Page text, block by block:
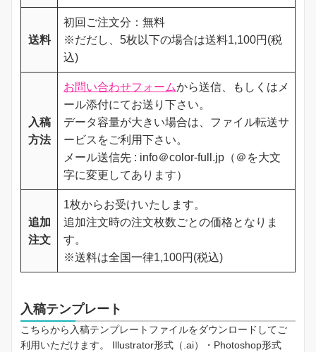
送料
初回ご注文分：無料
※だだし、5枚以下の場合は送料1,100円(税
込)
入稿
方法
お問い合わせフォームから送信、もしくはメ
ール添付にてお送り下さい。
データ容量が大きい場合は、ファイル転送サ
ービスをご利用下さい。
メール送信先 : info＠color-full.jp（＠を大文
字に変更してあります）
追加
注文
1枚からお受けいたします。
追加注文時の注文枚数ごとの価格となりま
す。
※送料は全国一律1,100円(税込)
入稿テンプレート
こちらから入稿テンプレートファイルをダウンロードしてご
利用いただけます。 Illustrator形式（.ai）・Photoshop形式